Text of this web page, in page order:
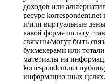
доходов или
ресурс
и/или виртуальные
какой форме оплату
связаны/могут быть
букмекерами или
материалы на
korrespondent.net
информационных целях.